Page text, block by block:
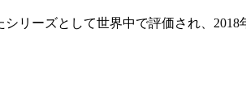
リーズとして世界中で評価され、